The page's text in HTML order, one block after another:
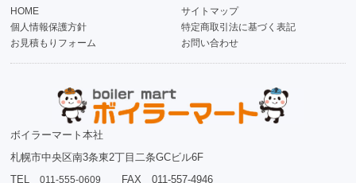
HOME
サイトマップ
個人情報保護方針
特定商取引法に基づく表記
お見積もりフォーム
お問い合わせ
ボイラーマート本社
札幌市中央区南3条東2丁目二条GCビル6F
TEL011-555-0609 FAX 011-557-4946